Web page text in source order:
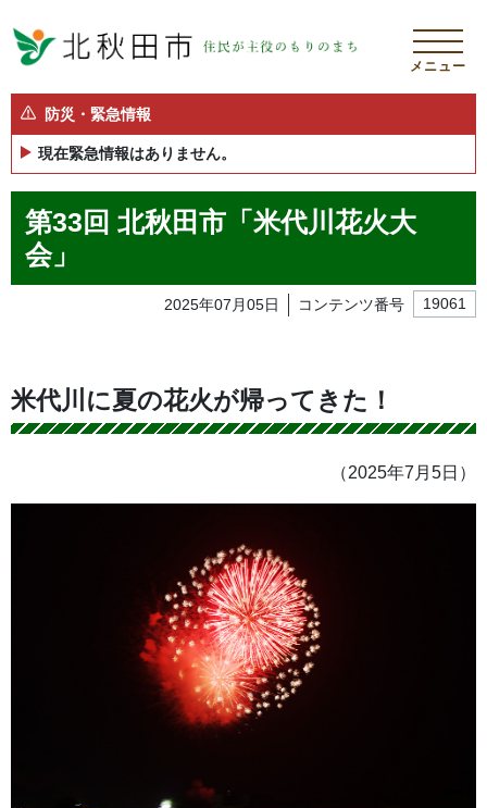
メニュー
防災・緊急情報
現在緊急情報はありません。
第33回 北秋田市「米代川花火大
会」
2025年07月05日 コンテンツ番号 19061
米代川に夏の花火が帰ってきた！
（2025年7月5日）